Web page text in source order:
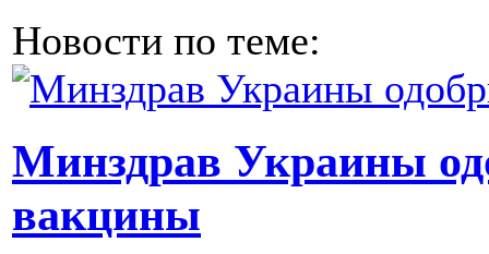
Новости по теме:
Минздрав Украины
вакцины